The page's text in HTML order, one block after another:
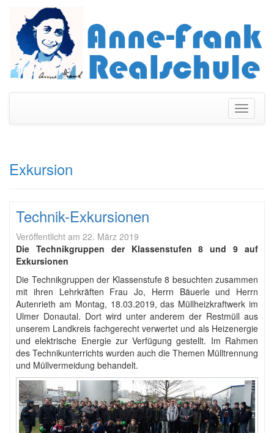
Exkursion
Technik-Exkursionen
Veröffentlicht am 22. März 2019
Die Technikgruppen der Klassenstufen 8 und 9 auf
Exkursionen
Die Technikgruppen der Klassenstufe 8 besuchten zusammen
mit ihren Lehrkräften Frau Jo, Herrn Bäuerle und Herrn
Autenrieth am Montag, 18.03.2019, das Müllheizkraftwerk im
Ulmer Donautal. Dort wird unter anderem der Restmüll aus
unserem Landkreis fachgerecht verwertet und als Heizenergie
und elektrische Energie zur Verfügung gestellt. Im Rahmen
des Technikunterrichts wurden auch die Themen Mülltrennung
und Müllvermeidung behandelt.